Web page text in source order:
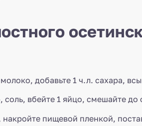
добавьте 1 ч.л. сахара,
вбейте 1 яйцо, смешайте
пищевой пленкой,